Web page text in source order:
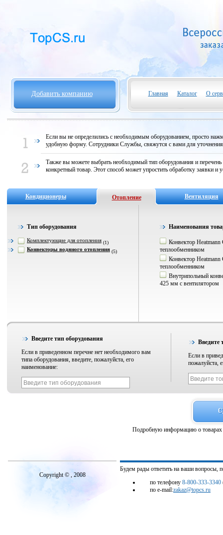
Добавить компанию Главная Каталог О
Если вы не определились с необходимым оборудованием, просто
удобную форму. Сотрудники Службы, свяжутся с вами для
Также вы можете выбрать необходимый тип оборудования и
конкретный товар. Этот способ может упростить обработку заявки и
Кондиционеры Отопление Вентиляция
Тип оборудования
Комплектующие для отопления (1)
Конвекторы водяного отопления (5)
Наименования
Конвектор Heatmann
теплообменником
Конвектор Heatmann
теплообменником
Внутрипольный
425 мм с вентилятором
Введите тип оборудования
Если в приведенном перечне нет необходимого вам
типа оборудования, введите, пожалуйста, его
наименование:
Введите
Если в
пожалуйста,
Подробную информацию о товарах
Copyright © , 2008
Будем рады ответить на ваши вопросы,
по телефону 8-800-333-3340
по e-mail:zakaz@topcs.ru